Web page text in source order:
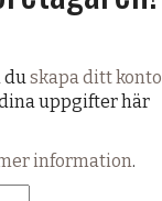
duskapa ditt konto
uppgifter här
information.